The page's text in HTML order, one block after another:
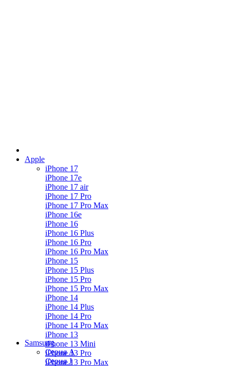
Apple
iPhone 17
iPhone 17e
iPhone 17 air
iPhone 17 Pro
iPhone 17 Pro Max
iPhone 16e
iPhone 16
iPhone 16 Plus
iPhone 16 Pro
iPhone 16 Pro Max
iPhone 15
iPhone 15 Plus
iPhone 15 Pro
iPhone 15 Pro Max
iPhone 14
iPhone 14 Plus
iPhone 14 Pro
iPhone 14 Pro Max
iPhone 13
iPhone 13 Mini
iPhone 13 Pro
iPhone 13 Pro Max
Samsung
Серия А
Серия J